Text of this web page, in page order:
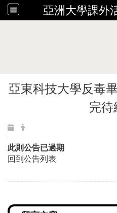
亞洲大學課外
亞東科技大學反毒
完待
此則公告已過期
回到公告列表